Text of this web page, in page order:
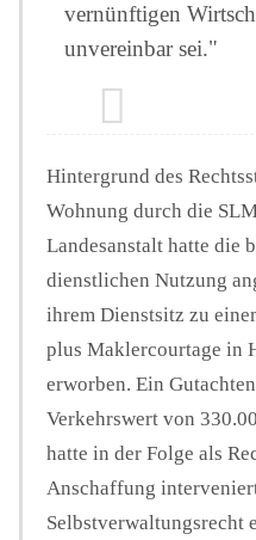
vernünftigen
unvereinbar sei."
Hintergrund des
Wohnung durch die
Landesanstalt hatte die
dienstlichen Nutzung
ihrem Dienstsitz zu
plus Maklercourtage in
erworben. Ein
Verkehrswert von
hatte in der Folge als
Anschaffung
Selbstverwaltungsrecht